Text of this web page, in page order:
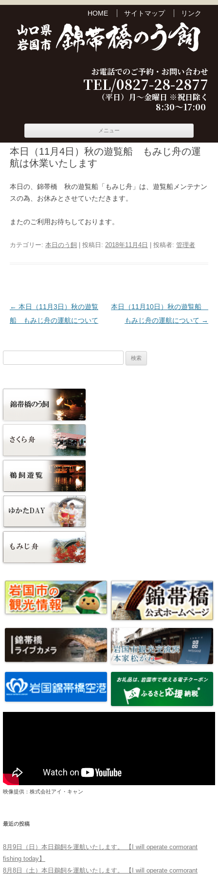
HOME サイトマップ リンク
お電話でのご予約・お問い合わせ
TEL/0827-28-2877
（平日）月～金曜日 ※祝日除く
8:30～17:00
メニュー
本日（11月4日）秋の遊覧船 もみじ舟の運
航は休業いたします
本日の、錦帯橋 秋の遊覧船「もみじ舟」は、遊覧船メンテナン
スの為、お休みとさせていただきます。
またのご利用お待ちしております。
カテゴリー: 本日のう飼 | 投稿日: 2018年11月4日 投稿者: 管理者
投稿ナビゲーション
← 本日（11月3日）秋の遊覧
船 もみじ舟の運航について
本日（11月10日）秋の遊覧船
もみじ舟の運航について →
映像提供：株式会社アイ・キャン
最近の投稿
8月9日（日）本日鵜飼を運航いたします。 【I will operate cormorant
fishing today】
8月8日（土）本日鵜飼を運航いたします。 【I will operate cormorant